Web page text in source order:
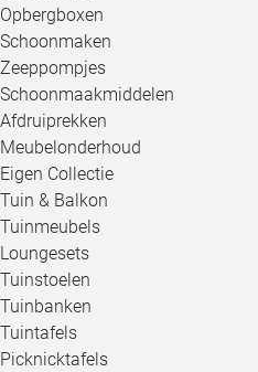
Opbergboxen
Schoonmaken
Zeeppompjes
Schoonmaakmiddelen
Afdruiprekken
Meubelonderhoud
Eigen Collectie
Tuin & Balkon
Tuinmeubels
Loungesets
Tuinstoelen
Tuinbanken
Tuintafels
Picknicktafels